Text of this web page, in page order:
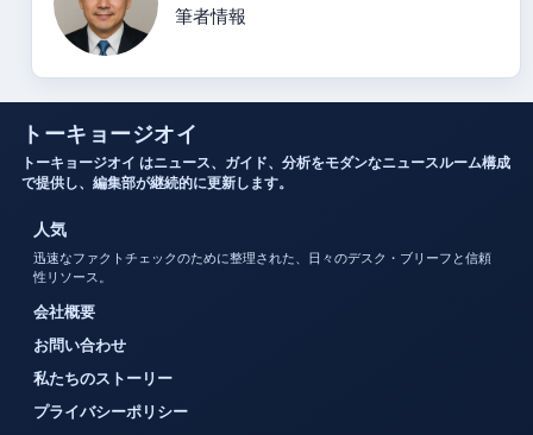
筆者情報
トーキョージオイ
トーキョージオイ はニュース、ガイド、分析をモダンなニュースルーム構成
で提供し、編集部が継続的に更新します。
人気
迅速なファクトチェックのために整理された、日々のデスク・ブリーフと信頼
性リソース。
会社概要
お問い合わせ
私たちのストーリー
プライバシーポリシー